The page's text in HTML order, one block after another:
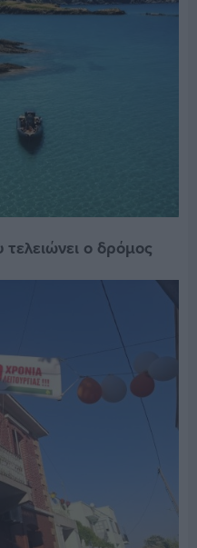
τελειώνει ο δρόμος